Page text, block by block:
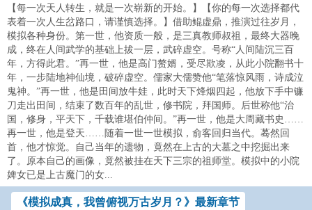
【每一次天人转生，就是一次崭新的开始。】【你的每一次选择都代
表着一次人生岔路口，请谨慎选择。】借助鲲虚鼎，推演过往岁月，
模拟各种身份。第一世，他资质一般，是三真教师叔祖，最终大器晚
成，终在人间武学的基础上拔一层，武碎虚空。号称“人间陆沉三百
年，方得此君。”再一世，他是高门赘婿，受尽欺凌，从此小院翻书十
年，一步陆地神仙境，破碎虚空。儒家大儒赞他“笔落惊风雨，诗成泣
鬼神。”再一世，他是田间放牛娃，此时天下烽烟四起，他放下手中镰
刀走出田间，结束了数百年的乱世，修书院，拜国师。后世称他“治
国，修身，平天下，千载谁堪伯仲间。”再一世，他是大周藏书史……
再一世，他是登天……随着一世一世模拟，俞客回归当代。蓦然回
首，他才惊觉。自己当年的遗物，竟然在上古的大墓之中挖掘出来
了。原本自己的画像，竟然被挂在天下三宗的祖师堂。模拟中的小院
婢女已是上古魔门的女...
《模拟成真，我曾俯视万古岁月？》最新章节